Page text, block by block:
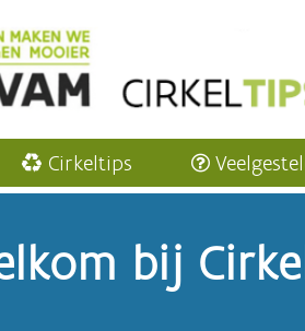
Cirkeltips
bij